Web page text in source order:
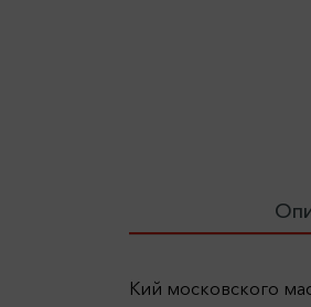
Кий московского